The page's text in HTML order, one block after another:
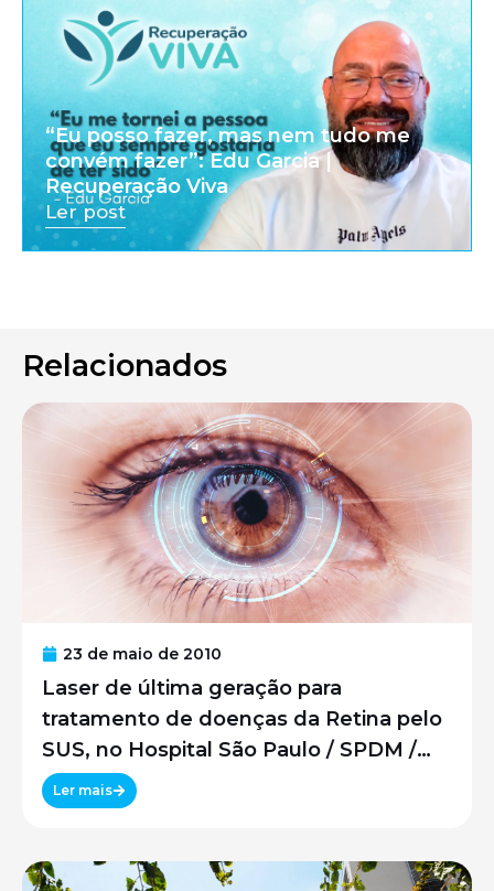
“Eu posso fazer, mas nem tudo me
convém fazer”: Edu Garcia |
Recuperação Viva
Ler post
Relacionados
23 de maio de 2010
Laser de última geração para
tratamento de doenças da Retina pelo
SUS, no Hospital São Paulo / SPDM /
UNIFESP
Ler mais